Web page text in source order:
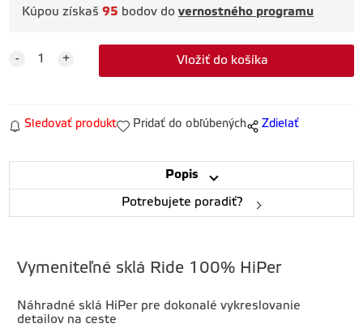
Kúpou získaš95 bodov dovernostného programu
Sledovať produkt Pridať do obľúbených Zdielať
Popis
Potrebujete poradiť?
Vymeniteľné sklá Ride 100% HiPer
Náhradné sklá HiPer pre dokonalé vykreslovanie
detailov na ceste